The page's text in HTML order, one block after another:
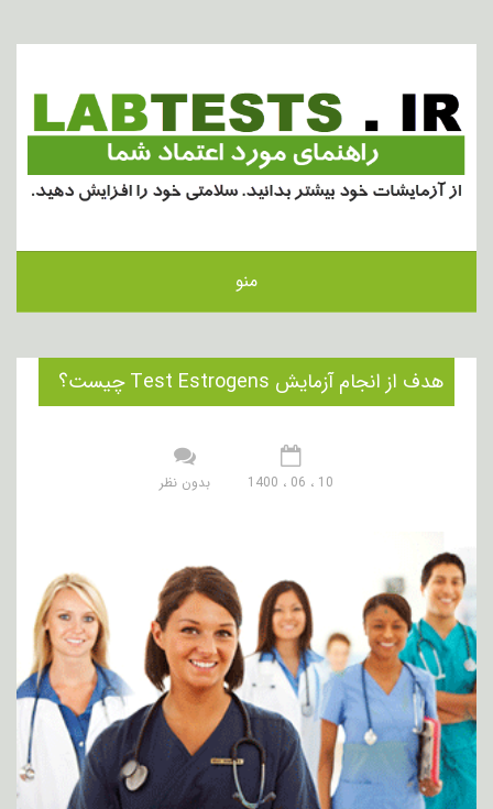
منو
هدف از انجام آزمایش Test Estrogens چیست؟
10 ، 06 ، 1400 بدون نظر